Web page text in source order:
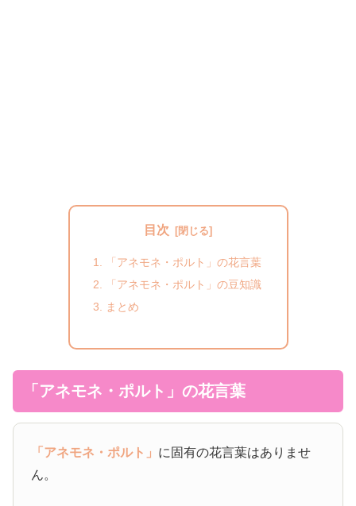
目次
「アネモネ・ポルト」の花言葉
「アネモネ・ポルト」の豆知識
まとめ
「アネモネ・ポルト」の花言葉
「アネモネ・ポルト」 に固有の花言葉はありませ
ん。